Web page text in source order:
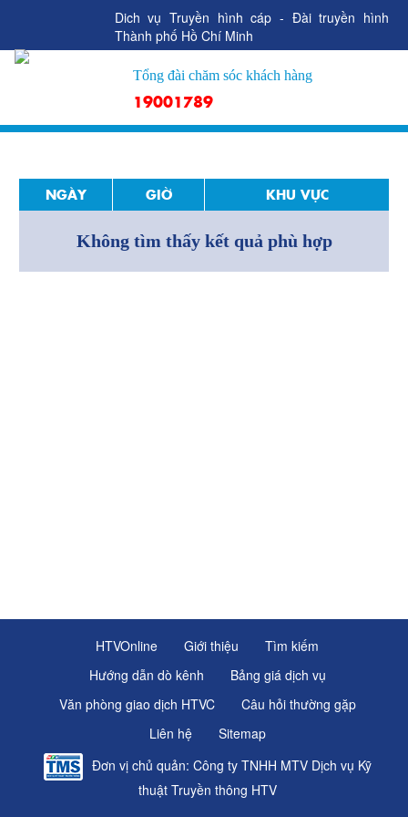
Dich vụ Truyền hình cáp - Đài truyền hình
Thành phố Hồ Chí Minh
Tổng đài chăm sóc khách hàng
19001789
NGÀY GIỜ KHU VỰC
Không tìm thấy kết quả phù hợp
HTVOnline Giới thiệu
Tìm kiếm
Hướng dẫn dò kênh
Bảng giá dịch vụ
Văn phòng giao dịch HTVC
Câu hỏi thường gặp
Liên hệ
Sitemap
Đơn vị chủ quản: Công ty TNHH MTV Dịch vụ Kỹ
thuật Truyền thông HTV